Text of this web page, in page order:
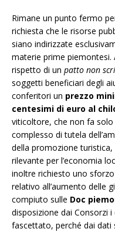
Rimane un punto fermo
richiesta che le risorse
siano indirizzate
materie prime piemontesi.
rispetto di un patto non
soggetti beneficiari degli
conferitori un prezzo
centesimi di euro al
viticoltore, che non fa
complesso di tutela
della promozione
rilevante per l’economia
inoltre richiesto uno
relativo all’aumento delle
compiuto sulle Doc
disposizione dai Consorzi
fascettato, perché dai dati